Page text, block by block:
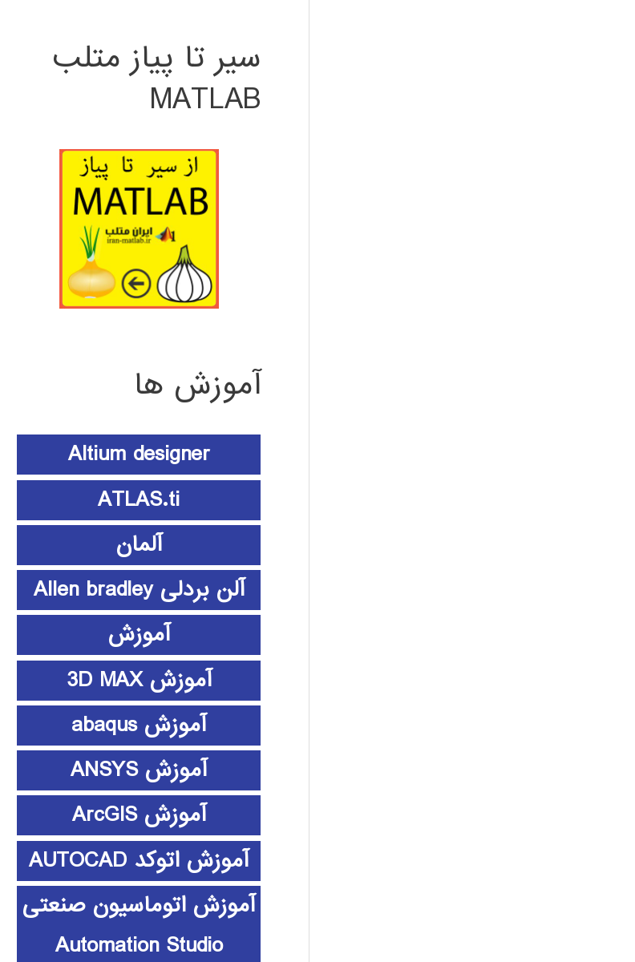
سیر تا پیاز متلب
MATLAB
آموزش ها
Altium designer
ATLAS.ti
آلمان
آلن بردلی Allen bradley
آموزش
آموزش 3D MAX
آموزش abaqus
آموزش ANSYS
آموزش ArcGIS
آموزش اتوکد AUTOCAD
آموزش اتوماسیون صنعتی
Automation Studio